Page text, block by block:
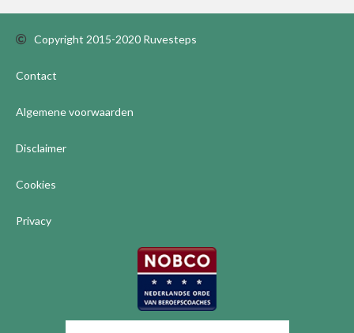
Copyright 2015-2020 Ruvesteps
Contact
Algemene voorwaarden
Disclaimer
Cookies
Privacy